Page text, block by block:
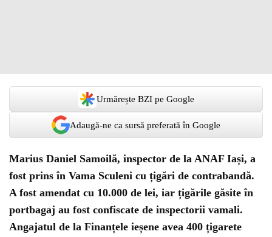
Urmărește BZI pe Google
Adaugă-ne ca sursă preferată în Google
Marius Daniel Samoilă, inspector de la ANAF Iași, a
fost prins în Vama Sculeni cu țigări de contrabandă.
A fost amendat cu 10.000 de lei, iar țigările găsite în
portbagaj au fost confiscate de inspectorii vamali.
Angajatul de la Finanțele ieșene avea 400 țigarete